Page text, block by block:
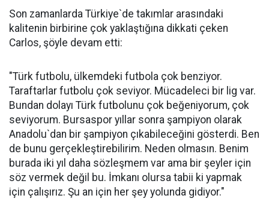
Son zamanlarda Türkiye`de takımlar arasındaki
kalitenin birbirine çok yaklaştığına dikkati çeken
Carlos, şöyle devam etti:
"Türk futbolu, ülkemdeki futbola çok benziyor.
Taraftarlar futbolu çok seviyor. Mücadeleci bir lig var.
Bundan dolayı Türk futbolunu çok beğeniyorum, çok
seviyorum. Bursaspor yıllar sonra şampiyon olarak
Anadolu`dan bir şampiyon çıkabileceğini gösterdi. Ben
de bunu gerçekleştirebilirim. Neden olmasın. Benim
burada iki yıl daha sözleşmem var ama bir şeyler için
söz vermek değil bu. İmkanı olursa tabii ki yapmak
için çalışırız. Şu an için her şey yolunda gidiyor."